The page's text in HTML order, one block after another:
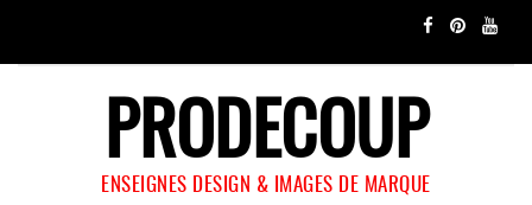
PRODECOUP
ENSEIGNES DESIGN & IMAGES DE MARQUE